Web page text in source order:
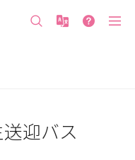
迎バス